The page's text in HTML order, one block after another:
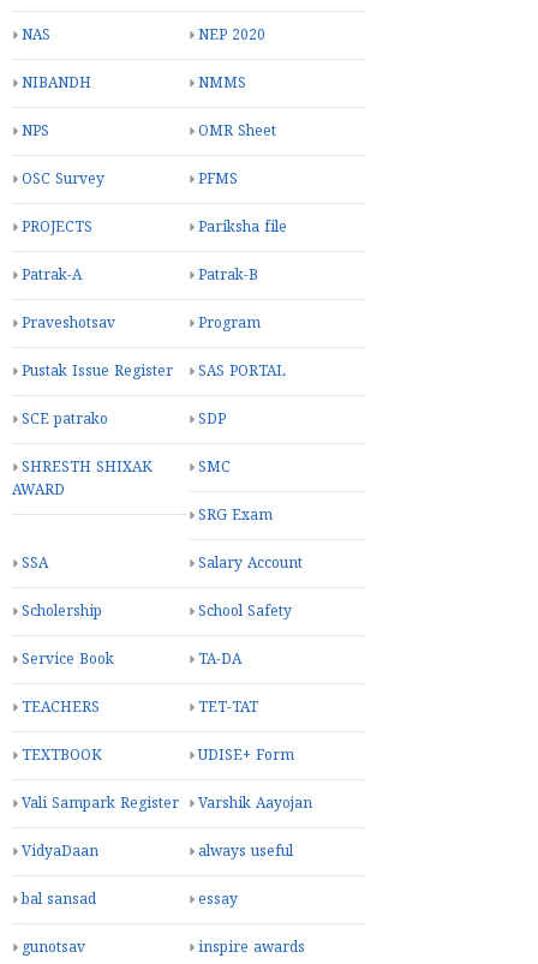
NAS NEP 2020
NIBANDH NMMS
NPS OMR Sheet
OSC Survey PFMS
PROJECTS Pariksha file
Patrak-A Patrak-B
Praveshotsav Program
Pustak Issue Register SAS PORTAL
SCE patrako SDP
SHRESTH SHIXAK
AWARD
SMC
SRG Exam
SSA Salary Account
Scholership School Safety
Service Book TA-DA
TEACHERS TET-TAT
TEXTBOOK UDISE+ Form
Vali Sampark Register Varshik Aayojan
VidyaDaan always useful
bal sansad essay
gunotsav inspire awards